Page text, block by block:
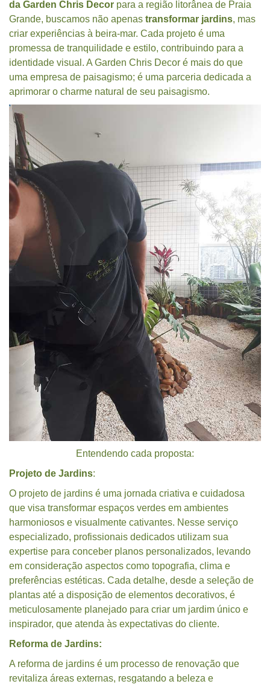
da Garden Chris Decor para a região litorânea de Praia
Grande, buscamos não apenas transformar jardins, mas
criar experiências à beira-mar. Cada projeto é uma
promessa de tranquilidade e estilo, contribuindo para a
identidade visual. A Garden Chris Decor é mais do que
uma empresa de paisagismo; é uma parceria dedicada a
aprimorar o charme natural de seu paisagismo.
Entendendo cada proposta:
Projeto de Jardins:
O projeto de jardins é uma jornada criativa e cuidadosa
que visa transformar espaços verdes em ambientes
harmoniosos e visualmente cativantes. Nesse serviço
especializado, profissionais dedicados utilizam sua
expertise para conceber planos personalizados, levando
em consideração aspectos como topografia, clima e
preferências estéticas. Cada detalhe, desde a seleção de
plantas até a disposição de elementos decorativos, é
meticulosamente planejado para criar um jardim único e
inspirador, que atenda às expectativas do cliente.
Reforma de Jardins:
A reforma de jardins é um processo de renovação que
revitaliza áreas externas, resgatando a beleza e